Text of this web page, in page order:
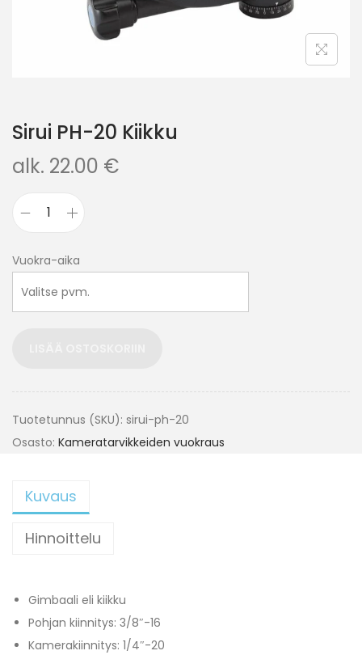
Sirui PH-20 Kiikku
alk. 22.00 €
Vuokra-aika
Tuotetunnus (SKU): sirui-ph-20
Osasto: Kameratarvikkeiden vuokraus
Kuvaus
Hinnoittelu
Gimbaali eli kiikku
Pohjan kiinnitys: 3/8″-16
Kamerakiinnitys: 1/4″-20